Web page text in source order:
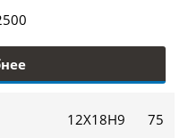
12Х18Н9 75